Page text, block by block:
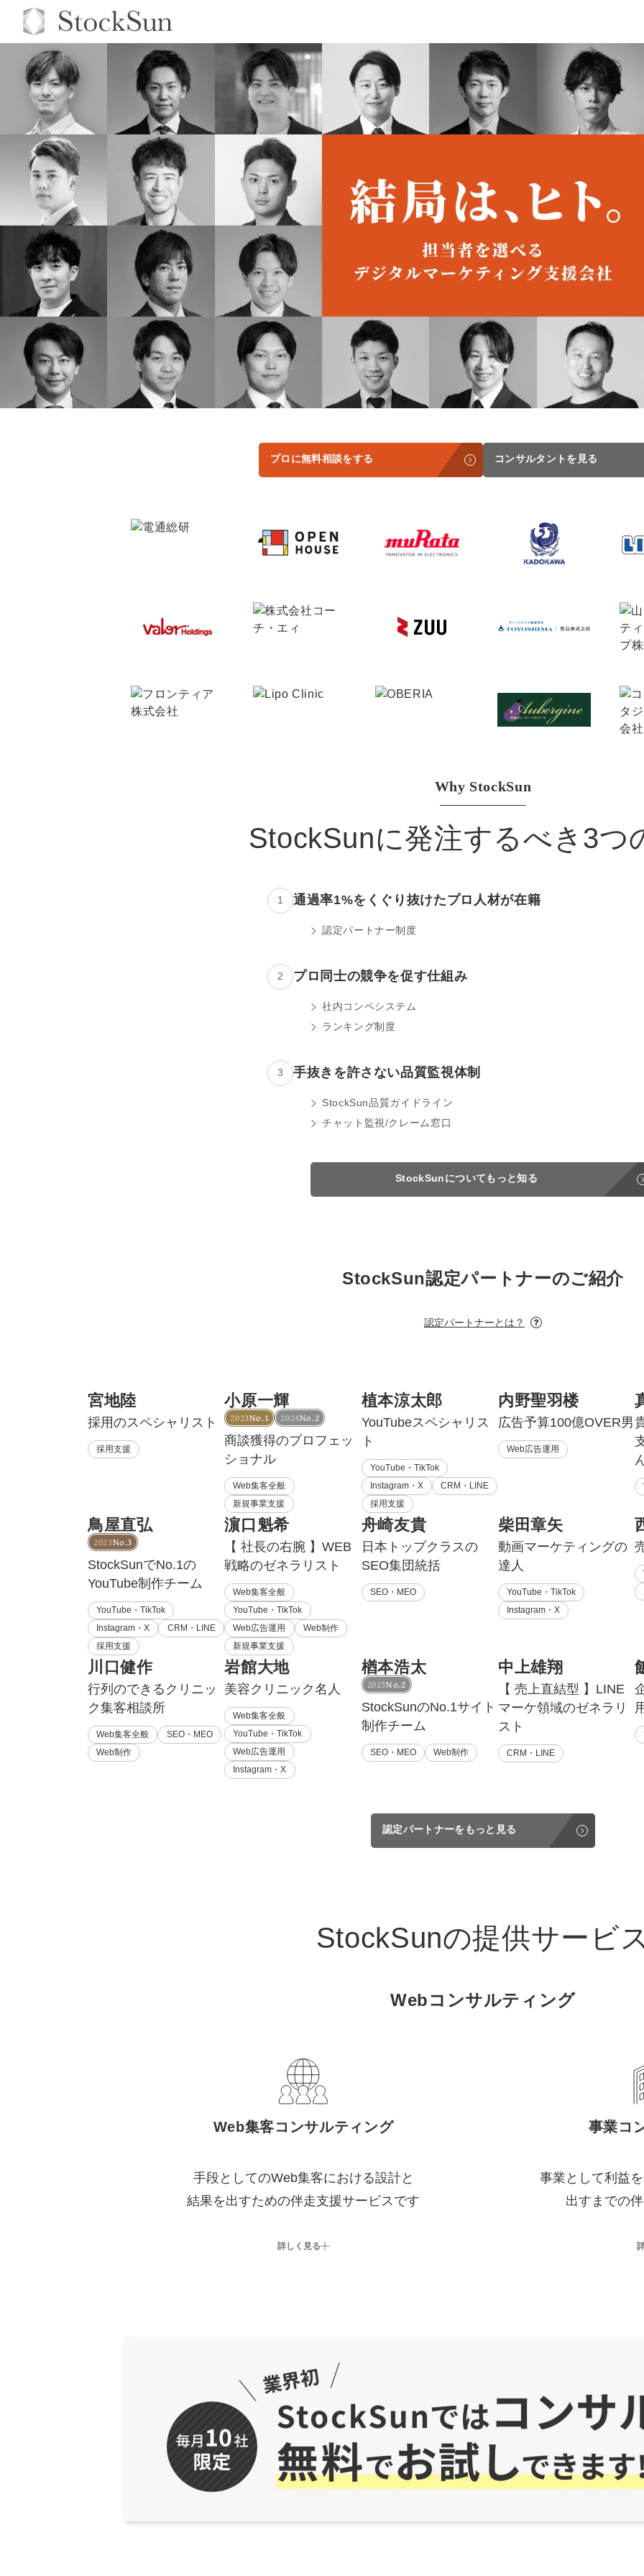
BPO支援
オリジナルサービス
お役立ち資料
オンラインサロン
年収エージェント
会社概要・役員紹介
ミッション・ビジョン・バリュー
取締役メッセージ（株本祐己）
動画ディレクター
カスタマーサクセスマネージャー
Featured Contents
プロに無料相談をする コンサルタントを見る
Why StockSun
StockSunに発注するべき3つ
1 通過率1%をくぐり抜けたプロ人材が在籍
認定パートナー制度
2 プロ同士の競争を促す仕組み
社内コンペシステム
ランキング制度
3 手抜きを許さない品質監視体制
StockSun品質ガイドライン
チャット監視/クレーム窓口
StockSunについてもっと知る
StockSun認定パートナーのご紹介
認定パートナーとは？
宮地陸
採用のスペシャリスト
採用支援
小原一輝
2023No.1 2024No.2
商談獲得のプロフェッ
ショナル
Web集客全般
新規事業支援
植本涼太郎
YouTubeスペシャリス
ト
YouTube・TikTok
Instagram・X
CRM・LINE
採用支援
内野聖羽楼
広告予算100億OVER男
Web広告運用
鳥屋直弘
2023No.3
StockSunでNo.1の
YouTube制作チーム
YouTube・TikTok
Instagram・X
CRM・LINE
採用支援
濵口魁希
【 社長の右腕 】WEB
戦略のゼネラリスト
Web集客全般
YouTube・TikTok
Web広告運用
Web制作
新規事業支援
舟崎友貴
日本トップクラスの
SEO集団統括
SEO・MEO
柴田章矢
動画マーケティングの
達人
YouTube・TikTok
Instagram・X
川口健作
行列のできるクリニッ
ク集客相談所
Web集客全般
SEO・MEO
Web制作
岩館大地
美容クリニック名人
Web集客全般
YouTube・TikTok
Web広告運用
Instagram・X
楢本浩太
2023No.2
StockSunのNo.1サイト
制作チーム
SEO・MEO Web制作
中上雄翔
【 売上直結型 】LINE
マーケ領域のゼネラリ
スト
CRM・LINE
認定パートナーをもっと見る
StockSunの提供サービ
Webコンサルティング
Web集客コンサルティング
手段としてのWeb集客における設計と
結果を出すための伴走支援サービスです
詳しく見る
事業コ
事業として利益
出すまでの